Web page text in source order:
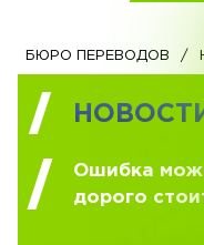
бюро переводов /
Ошибка
дорого